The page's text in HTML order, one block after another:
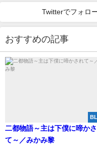
Twitterでフォロ
おすすめの記事
二都物語～主は下僕に啼か
て～／みかみ黎